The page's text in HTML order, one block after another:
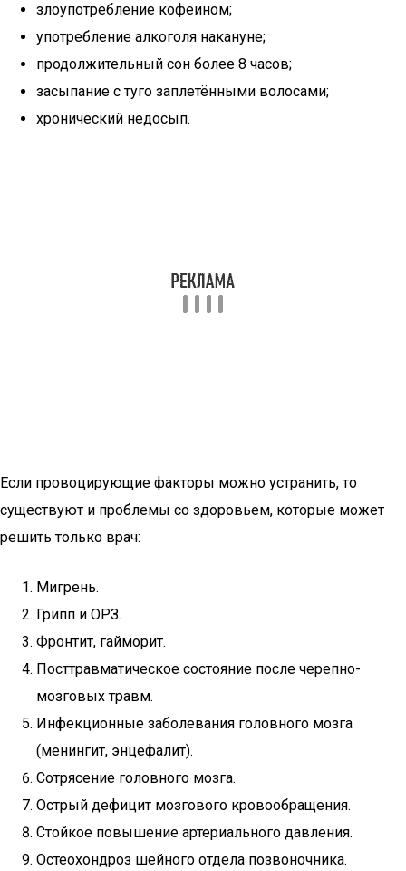
злоупотребление кофеином;
употребление алкоголя накануне;
продолжительный сон более 8 часов;
засыпание с туго заплетёнными волосами;
хронический недосып.
Если провоцирующие факторы можно устранить, то
существуют и проблемы со здоровьем, которые может
решить только врач:
Мигрень.
Грипп и ОРЗ.
Фронтит, гайморит.
Посттравматическое состояние после черепно-
мозговых травм.
Инфекционные заболевания головного мозга
(менингит, энцефалит).
Сотрясение головного мозга.
Острый дефицит мозгового кровообращения.
Стойкое повышение артериального давления.
Остеохондроз шейного отдела позвоночника.